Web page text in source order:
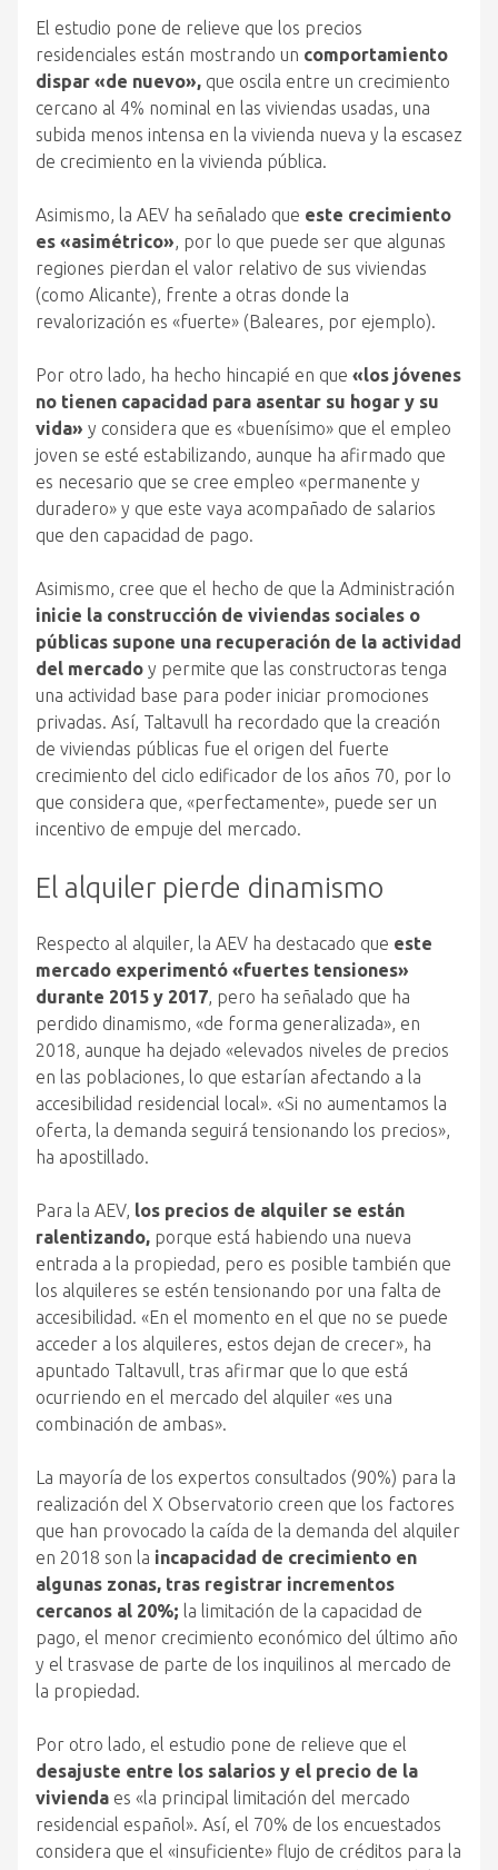
El estudio pone de relieve que los precios
residenciales están mostrando un comportamiento
dispar «de nuevo», que oscila entre un crecimiento
cercano al 4% nominal en las viviendas usadas, una
subida menos intensa en la vivienda nueva y la escasez
de crecimiento en la vivienda pública.
Asimismo, la AEV ha señalado que este crecimiento
es «asimétrico», por lo que puede ser que algunas
regiones pierdan el valor relativo de sus viviendas
(como Alicante), frente a otras donde la
revalorización es «fuerte» (Baleares, por ejemplo).
Por otro lado, ha hecho hincapié en que «los jóvenes
no tienen capacidad para asentar su hogar y su
vida» y considera que es «buenísimo» que el empleo
joven se esté estabilizando, aunque ha afirmado que
es necesario que se cree empleo «permanente y
duradero» y que este vaya acompañado de salarios
que den capacidad de pago.
Asimismo, cree que el hecho de que la Administración
inicie la construcción de viviendas sociales o
públicas supone una recuperación de la actividad
del mercado y permite que las constructoras tenga
una actividad base para poder iniciar promociones
privadas. Así, Taltavull ha recordado que la creación
de viviendas públicas fue el origen del fuerte
crecimiento del ciclo edificador de los años 70, por lo
que considera que, «perfectamente», puede ser un
incentivo de empuje del mercado.
El alquiler pierde dinamismo
Respecto al alquiler, la AEV ha destacado que este
mercado experimentó «fuertes tensiones»
durante 2015 y 2017, pero ha señalado que ha
perdido dinamismo, «de forma generalizada», en
2018, aunque ha dejado «elevados niveles de precios
en las poblaciones, lo que estarían afectando a la
accesibilidad residencial local». «Si no aumentamos la
oferta, la demanda seguirá tensionando los precios»,
ha apostillado.
Para la AEV, los precios de alquiler se están
ralentizando, porque está habiendo una nueva
entrada a la propiedad, pero es posible también que
los alquileres se estén tensionando por una falta de
accesibilidad. «En el momento en el que no se puede
acceder a los alquileres, estos dejan de crecer», ha
apuntado Taltavull, tras afirmar que lo que está
ocurriendo en el mercado del alquiler «es una
combinación de ambas».
La mayoría de los expertos consultados (90%) para la
realización del X Observatorio creen que los factores
que han provocado la caída de la demanda del alquiler
en 2018 son la incapacidad de crecimiento en
algunas zonas, tras registrar incrementos
cercanos al 20%; la limitación de la capacidad de
pago, el menor crecimiento económico del último año
y el trasvase de parte de los inquilinos al mercado de
la propiedad.
Por otro lado, el estudio pone de relieve que el
desajuste entre los salarios y el precio de la
vivienda es «la principal limitación del mercado
residencial español». Así, el 70% de los encuestados
considera que el «insuficiente» flujo de créditos para la